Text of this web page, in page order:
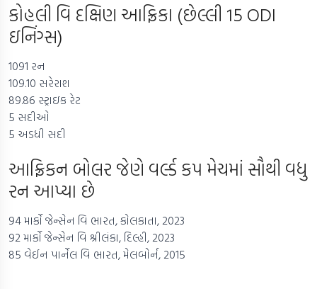
કોહલી વિ દક્ષિણ આફ્રિકા (છેલ્લી 15 ODI
ઇનિંગ્સ)
1091 રન
109.10 સરેરાશ
89.86 સ્ટ્રાઇક રેટ
5 સદીઓ
5 અડધી સદી
આફ્રિકન બોલર જેણે વર્લ્ડ કપ મેચમાં સૌથી વધુ
રન આપ્યા છે
94 માર્કો જેન્સેન વિ ભારત, કોલકાતા, 2023
92 માર્કો જેન્સેન વિ શ્રીલંકા, દિલ્હી, 2023
85 વેઈન પાર્નેલ વિ ભારત, મેલબોર્ન, 2015